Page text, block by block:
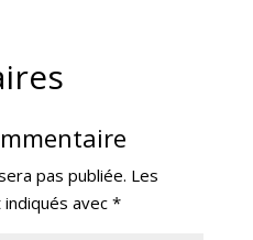
pas publiée. Les
avec *